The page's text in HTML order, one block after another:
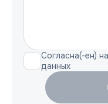
Согласна(-ен)
данных